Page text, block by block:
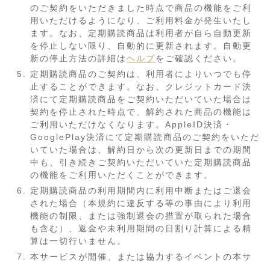
のご契約をいただきました時点で商品の機能をご利
用いただけるようになり、ご利用料金が発生いたし
ます。なお、定期購読商品は利用者が自ら自動更新
を停止しない限り、自動的に更新されます。自動更
新の停止方法の詳細はヘルプをご確認ください。
定期購読商品のご契約は、利用者によりいつでも停
止することができます。なお、クレジットカード決
済にて定期購読商品をご契約いただいていた場合は
契約を停止された時点で、解約された商品の機能は
ご利用いただけなくなります。AppleID決済・
GooglePlay決済にて定期購読商品のご契約をいただ
いていた場合は、解約日から次の更新日までの期間
中も、引き続きご契約いただいていた定期購読商品
の機能をご利用いただくことができます。
定期購読商品の利用期間内に利用中断またはご退会
された場合（本規約に違反する等の事由により利用
機能の制限、または強制退会の措置が取られた場合
も含む）、返金や未利用期間の日割り計算による精
算は一切行いません。
本サービスが開催、または協力するイベントの本サ